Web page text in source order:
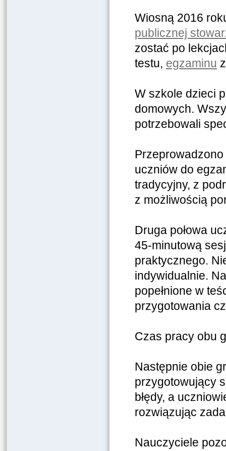
Wiosną 2016
publicznej
zostać po
testu, egzaminu
W szkole dzieci
domowych.
potrzebowali
uczniów do
tradycyjny, z
z możliwością
Druga połowa
45-minutową
praktycznego.
indywidualnie.
popełnione w
przygotowania
Czas pracy obu
Następnie obie
przygotowujący
błędy, a
rozwiązując
Nauczyciele